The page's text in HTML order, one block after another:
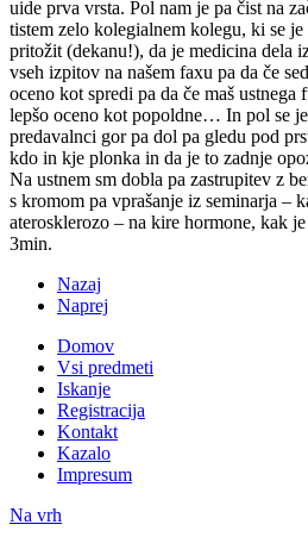
uide prva vrsta. Pol nam je pa čist na
tistem zelo kolegialnem kolegu, ki se je
pritožit (dekanu!), da je medicina dela
vseh izpitov na našem faxu pa da če
oceno kot spredi pa da če maš
lepšo oceno kot popoldne… In pol se
predavalnci gor pa dol pa gledu pod
kdo in kje plonka in da je to zadnje
Na ustnem sm dobla pa zastrupitev z
s kromom pa vprašanje iz seminarja –
aterosklerozo – na kire hormone, kak
3min.
Nazaj
Naprej
Domov
Vsi predmeti
Iskanje
Registracija
Kontakt
Kazalo
Impresum
Na vrh